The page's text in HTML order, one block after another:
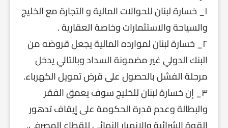
١_ خسارة لبنان للحوالات المالية و التجارة مع الخليج
والسياحة والاستثمارات وخاصة العقارية .
٢_ خسارة لبنان لموارده المالية يجعل قروضه من
البنك الدولي غير مضمونة السداد وبالتالي يدخل
مرحلة الفشل بالحصول على قرض تمويل الكهرباء.
٣_ إن خسارة لبنان للخليج سوف يعمق الفقر
والبطالة وعدم قدرة الحكومة على إيقاف تدهور